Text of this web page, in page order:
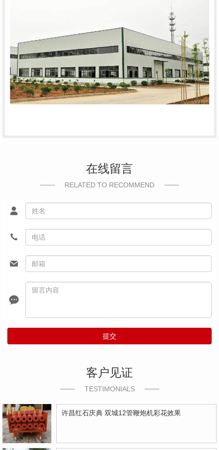
在线留言
RELATED TO RECOMMEND
提交
客户见证
TESTIMONIALS
许昌红石庆典 双城12管鞭炮机彩花效果